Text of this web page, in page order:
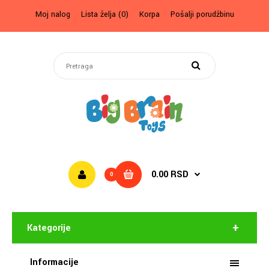
Moj nalog Lista želja (0) Korpa Pošalji porudžbinu
0 0.00 RSD
Kategorije
Informacije